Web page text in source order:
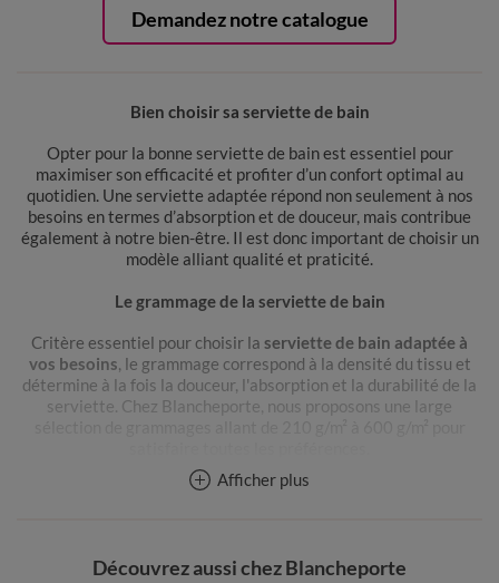
Demandez notre catalogue
Bien choisir sa serviette de bain
Opter pour la bonne serviette de bain est essentiel pour
maximiser son efficacité et profiter d’un confort optimal au
quotidien. Une serviette adaptée répond non seulement à nos
besoins en termes d’absorption et de douceur, mais contribue
également à notre bien-être. Il est donc important de choisir un
modèle alliant qualité et praticité.
Le grammage de la serviette de bain
Critère essentiel pour choisir la serviette de bain adaptée à
vos besoins, le grammage correspond à la densité du tissu et
détermine à la fois la douceur, l'absorption et la durabilité de la
serviette. Chez Blancheporte, nous proposons une large
Les serviettes de bain à 210 g/m² conviennent pour une
serviettes à 400 g/m², 420 g/m² et 450 g/m² combinent densité
Afficher plus
Découvrez aussi chez Blancheporte